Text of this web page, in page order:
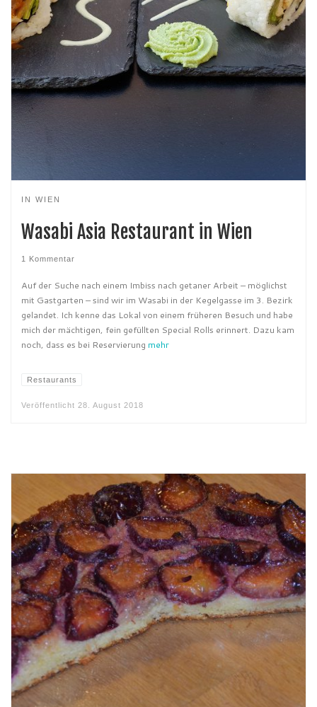
IN WIEN
Wasabi Asia Restaurant in Wien
1 Kommentar
Auf der Suche nach einem Imbiss nach getaner Arbeit – möglichst
mit Gastgarten – sind wir im Wasabi in der Kegelgasse im 3. Bezirk
gelandet. Ich kenne das Lokal von einem früheren Besuch und habe
mich der mächtigen, fein gefüllten Special Rolls erinnert. Dazu kam
noch, dass es bei Reservierung mehr
Restaurants
Veröffentlicht 28. August 2018